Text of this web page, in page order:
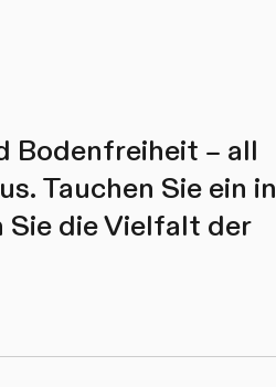
Bodenfreiheit – all
Tauchen Sie ein in
die Vielfalt der